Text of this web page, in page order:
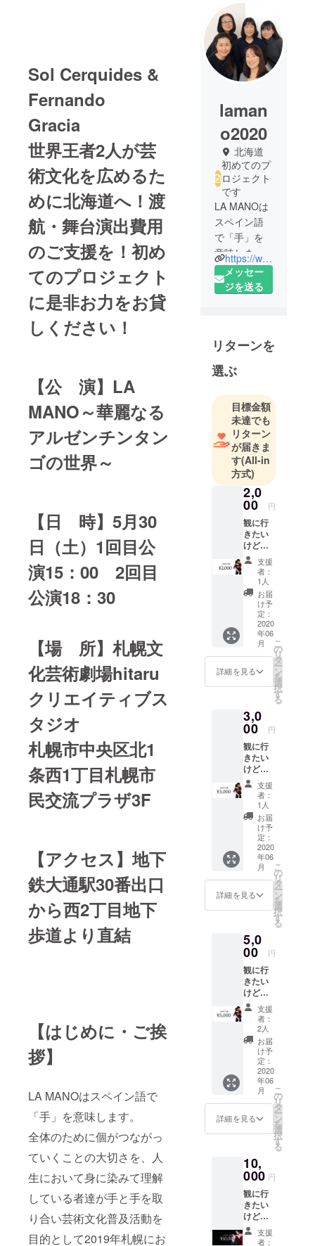
Sol Cerquides &
Fernando
Gracia
世界王者2人が芸
術文化を広めるた
めに北海道へ！渡
航・舞台演出費用
のご支援を！初め
てのプロジェクト
に是非お力をお貸
しください！
【公 演】LA
MANO～華麗なる
アルゼンチンタン
ゴの世界～
【日 時】5月30
日（土）1回目公
演15：00 2回目
公演18：30
【場 所】札幌文
化芸術劇場hitaru
クリエイティブス
タジオ
札幌市中央区北1
条西1丁目札幌市
民交流プラザ3F
【アクセス】地下
鉄大通駅30番出口
から西2丁目地下
歩道より直結
【はじめに・ご挨
拶】
LA MANOはスペイン語で
「手」を意味します。
全体のために個がつながっ
ていくことの大切さを、人
生において身に染みて理解
している者達が手と手を取
り合い芸術文化普及活動を
目的として2019年札幌にお
laman
o2020
北海道
初めてのプ
ロジェクト
です
LA MANOは
スペイン語
で「手」を
意味しま
す。
全体のため
さを、人生
において身
に染みて理
解している
者達が手と
手を取り合
い芸術文化
普及活動を
目的として
2019年札幌
においてLA
MANO（ラ
マーノ）実
行委員会を
立ち上げま
した。LA
MANO実行
委員会第一
弾の取り組
みとして最
初に選んだ
素材はアル
ゼンチンタ
ここ北海道
でアルゼン
チンタンゴ
の素晴らし
さをより多
くの人に伝
えるため、
ブエノスア
イレス、東
京、札幌等
で活躍する
と音楽家が
り合い、一
期一会のス
テージを作
り上げま
https://www.facebook.com/LAMANO2020/
メッセー
ジを送る
リターンを
選ぶ
目標金額
未達でも
リターン
が届きま
す(All-in
方式)
2,0
00 円
観に行
きたい
けど、
行けな
い…気
持ちだ
け、そ
んな方
へ。 私
達の活
動に賛
同して
くださ
る方に
感謝の
気持ち
てLA
MANO
からお
礼メー
ルをお
送り致
しま
す。
支援
者：
1人
お届
け予
定：
2020
年06
月
詳細を見る
こ
の
リ
タ
ー
ン
を
選
択
す
る
3,0
00 円
観に行
きたい
けど、
行けな
い…気
持ちだ
け、そ
んな方
へ。 私
達の活
動に賛
同して
くださ
る方に
感謝の
気持ち
てLA
MANO
からお
礼メー
ルと出
演者の
写真を
メール
でお送
り致し
ます。
支援
者：
1人
お届
け予
定：
2020
年06
月
詳細を見る
こ
の
リ
タ
ー
ン
を
選
択
す
る
5,0
00 円
観に行
きたい
けど、
行けな
い…気
持ちだ
け、そ
んな方
へ。 私
達の活
動に賛
同して
くださ
る方に
感謝の
気持ち
てLA
MANO
からお
礼メー
ルとソ
ル＆
フェル
ナンド
支援
者：
2人
お届
け予
定：
2020
年06
月
詳細を見る
こ
の
リ
タ
ー
ン
を
選
択
す
る
10,
000 円
観に行
きたい
けど、
行けな
い…気
支援
者：